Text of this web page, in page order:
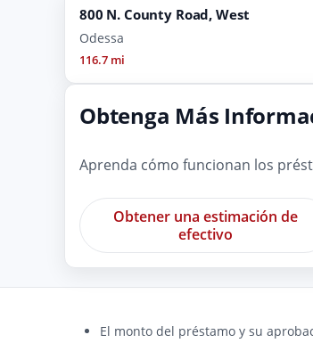
800 N. County Road, West
Odessa
116.7 mi
Obtenga Más
Aprenda cómo funcionan los
Obtener una estimación de
efectivo
El monto del préstamo y su